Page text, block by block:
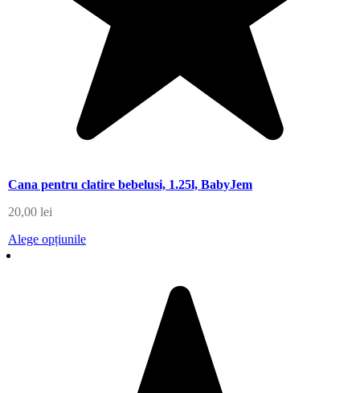
Cana pentru clatire bebelusi, 1.25l, BabyJem
20,00 lei
Alege opțiunile